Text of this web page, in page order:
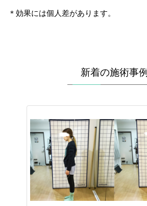
＊効果には個人差があります。
新着の施術事例